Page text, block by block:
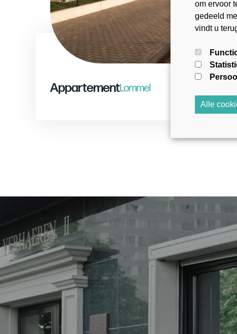
AppartementLommel
om ervoor
gedeeld
vindt u
Alle